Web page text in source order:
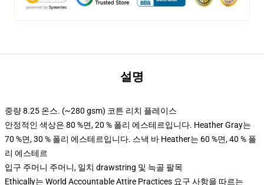
설명
중량 8.25 온스. (~280 gsm) 코튼 리치 플레이스
안정적인 색상은 80 %면, 20 % 폴리 에스테르입니다. Heather Gray는
70 %면, 30 % 폴리 에스테르입니다. 스낵 바 Heather는 60 %면, 40 % 폴
리 에스테르
입구 주머니 주머니, 일치 drawstring 및 늑골 팔목
Ethically는 World Accountable Attire Practices 요구 사항을 따르는